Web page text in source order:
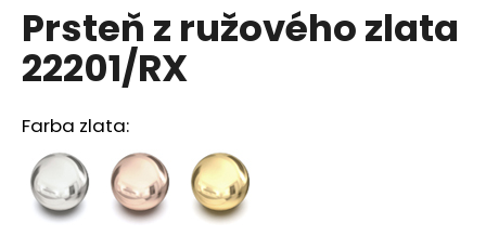
produktu
je
0,0
z
hviezdičiek.
Prsteň z ružového zlata
22201/RX
Farba zlata:
d
p